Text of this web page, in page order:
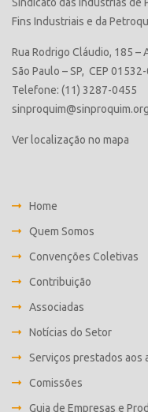
Fins Industriais e da
Rua Rodrigo Cláudio, 185 –
São Paulo – SP, CEP
Telefone: (11) 3287-0455
Ver localização no mapa
Home
Quem Somos
Convenções Coletivas
Contribuição
Associadas
Notícias do Setor
Serviços prestados aos
Comissões
Guia de Empresas e